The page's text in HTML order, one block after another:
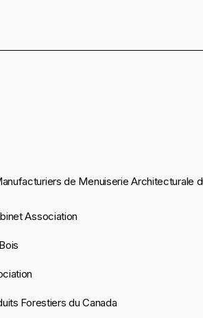
de Menuiserie Architecturale
Association
Forestiers du Canada